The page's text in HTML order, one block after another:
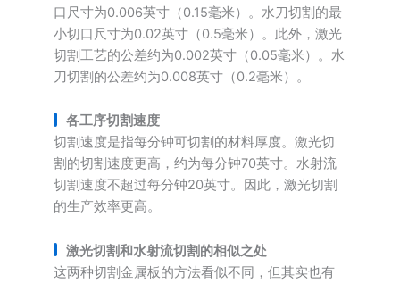
口尺寸为0.006英寸（0.15毫米）。水刀切割的最
小切口尺寸为0.02英寸（0.5毫米）。此外，激光
切割工艺的公差约为0.002英寸（0.05毫米）。水
刀切割的公差约为0.008英寸（0.2毫米）。
各工序切割速度
切割速度是指每分钟可切割的材料厚度。激光切
割的切割速度更高，约为每分钟70英寸。水射流
切割速度不超过每分钟20英寸。因此，激光切割
的生产效率更高。
激光切割和水射流切割的相似之处
这两种切割金属板的方法看似不同，但其实也有